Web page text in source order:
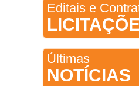
Editais e
Últimas
NOTÍCIAS